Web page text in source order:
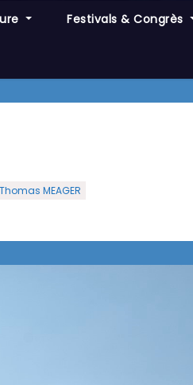
Festivals & Congrès
MEAGER